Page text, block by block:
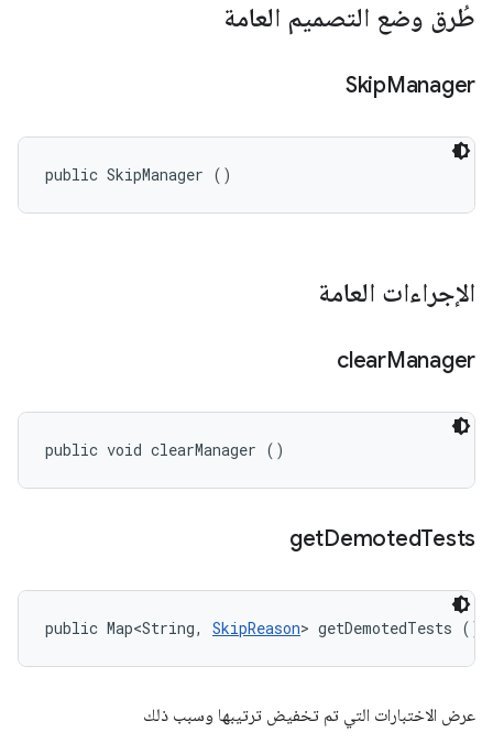
طُرق وضع التصميم العامة
SkipManager
public SkipManager ()
الإجراءات العامة
clearManager
public void clearManager ()
getDemotedTests
public Map<String, SkipReason> getDemotedTests ()
عرض الاختبارات التي تم تخفيض ترتيبها وسبب ذلك